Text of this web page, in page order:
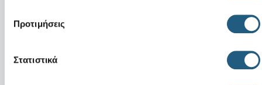
Προτιμήσεις
Στατιστικά